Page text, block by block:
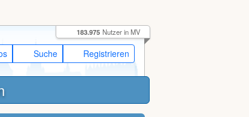
Suche Registrieren
183.975 Nutzer in MV